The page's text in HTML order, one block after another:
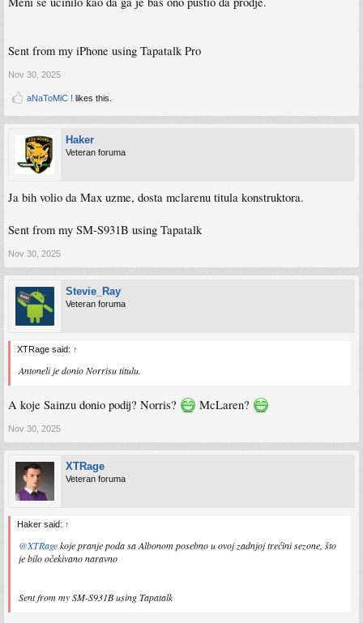
Sent from my iPhone using Tapatalk Pro
Nov 30, 2025
aNaToMiC ! likes this.
Haker
Veteran foruma
Ja bih volio da Max uzme, dosta mclarenu titula konstruktora.
Sent from my SM-S931B using Tapatalk
Nov 30, 2025
Stevie_Ray
Veteran foruma
XTRage said: ↑
Antoneli je donio Norrisu titulu.
A koje Sainzu donio podij? Norris? McLaren?
Nov 30, 2025
XTRage
Veteran foruma
Haker said: ↑
@XTRagekoje pranje poda sa Albonom posebno u ovoj zadnjoj trećini sezone, što
je bilo očekivano naravno
Sent from my SM-S931B using Tapatalk